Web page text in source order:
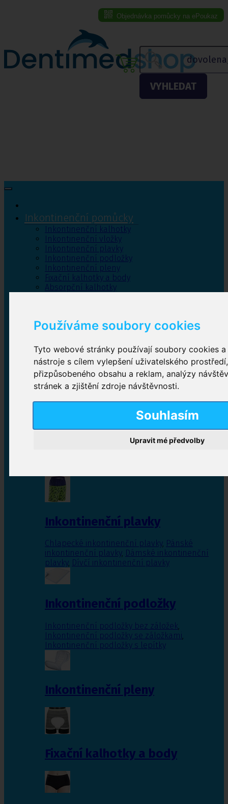
Používáme soubory cookies
Tyto webové stránky používají soubory cookies
nástroje s cílem vylepšení uživatelského
přizpůsobeného obsahu a reklam, analýzy
stránek a zjištění zdroje návštěvnosti.
Souhlasím
Upravit mé předvolby
Objednávka pomůcky na ePoukaz
VYHLEDAT
Inkontinenční pomůcky
Inkontinenční kalhotky
Inkontinenční vložky
Inkontinenční plavky
Inkontinenční podložky
Inkontinenční pleny
Fixační kalhotky a body
Absorpční kalhotky
Inkontinenční kalhotky
Plenkové kalhotky navlékací,Plenkové kalhotky
zalepovací,Inkontinenční kalhotky dámské
Inkontinenční vložky
Inkontinenční plavky
Chlapecké inkontinenční plavky, Pánské
inkontinenční plavky, Dámské inkontinenční
plavky, Dívčí inkontinenční plavky
Inkontinenční podložky
Inkontinenční podložky bez záložek,
Inkontinenční podložky se záložkami,
Inkontinenční podložky s lepítky
Inkontinenční pleny
Fixační kalhotky a body